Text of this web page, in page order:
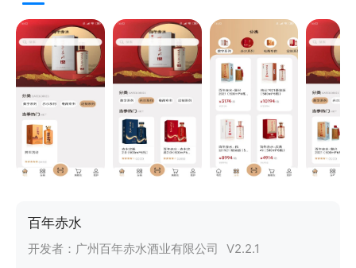
百年赤水
开发者： 广州百年赤水酒业有限公司 V2.2.1